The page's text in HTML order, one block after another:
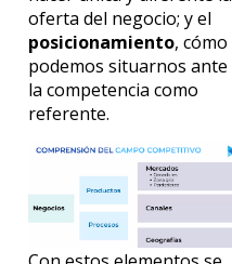
oferta del negocio; y el
posicionamiento, cómo
podemos situarnos ante
la competencia como
referente.